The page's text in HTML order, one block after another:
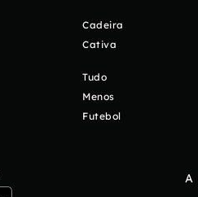
Cadeira
Cativa
Tudo
Menos
Futebol
A